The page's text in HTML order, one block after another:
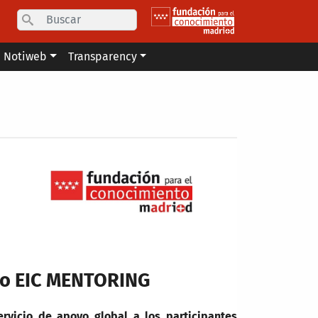
Search
Notiweb Transparency
MENTORING